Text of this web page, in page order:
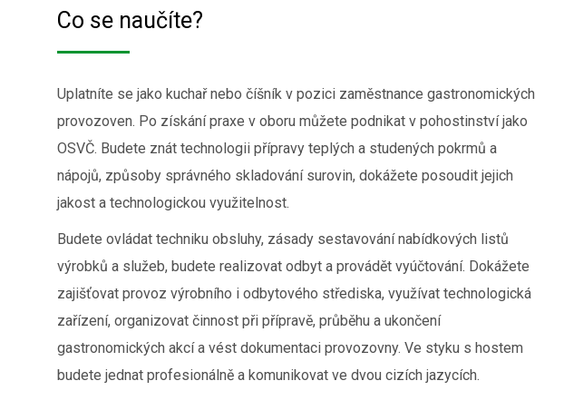
Co se naučíte?
Uplatníte se jako kuchař nebo číšník v pozici zaměstnance gastronomických
provozoven. Po získání praxe v oboru můžete podnikat v pohostinství jako
OSVČ. Budete znát technologii přípravy teplých a studených pokrmů a
nápojů, způsoby správného skladování surovin, dokážete posoudit jejich
jakost a technologickou využitelnost.
Budete ovládat techniku obsluhy, zásady sestavování nabídkových listů
výrobků a služeb, budete realizovat odbyt a provádět vyúčtování. Dokážete
zajišťovat provoz výrobního i odbytového střediska, využívat technologická
zařízení, organizovat činnost při přípravě, průběhu a ukončení
gastronomických akcí a vést dokumentaci provozovny. Ve styku s hostem
budete jednat profesionálně a komunikovat ve dvou cizích jazycích.